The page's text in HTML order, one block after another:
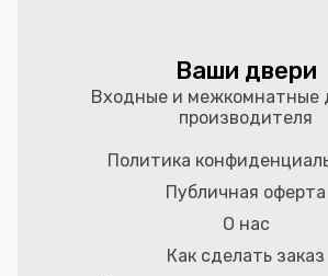
Ваши двери
Входные и межкомнатные
производителя
Политика
Публичная оферта
О нас
Как сделать заказ